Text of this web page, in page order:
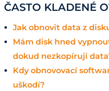
ČASTO KLADENÉ
Jak obnovit data z
Mám disk hned
dokud nezkopíruji
Kdy obnovovací
uškodí?